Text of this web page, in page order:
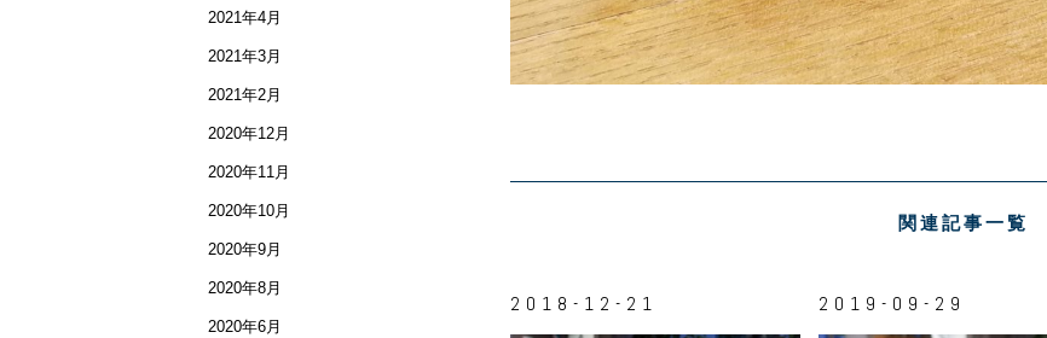
関連記事一覧
2018-12-21 2019-09-29
2021年4月
2021年3月
2021年2月
2020年12月
2020年11月
2020年10月
2020年9月
2020年8月
2020年6月